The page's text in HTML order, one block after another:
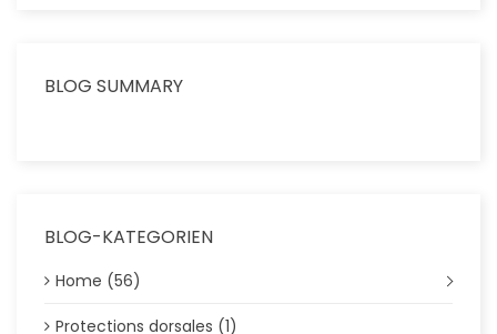
BLOG SUMMARY
BLOG-KATEGORIEN
Home (56)
Protections dorsales (1)